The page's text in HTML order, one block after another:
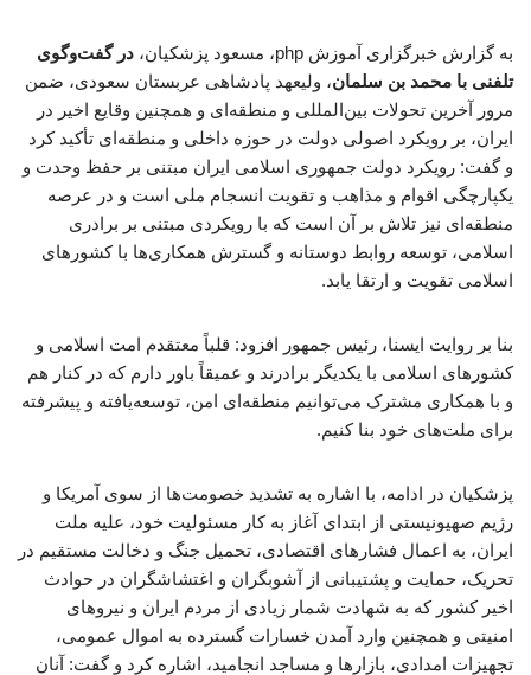
به گزارش خبرگزاری آموزش php، مسعود پزشکیان،
در گفت‌وگوی
تلفنی با محمد بن سلمان، ولیعهد پادشاهی عربستان سعودی، ضمن
مرور آخرین تحولات بین‌المللی و منطقه‌ای و همچنین وقایع اخیر در
ایران، بر رویکرد اصولی دولت در حوزه داخلی و منطقه‌ای تأکید کرد
و گفت‌: رویکرد دولت جمهوری اسلامی ایران مبتنی بر حفظ وحدت و
یکپارچگی اقوام و مذاهب و تقویت انسجام ملی است و در عرصه
منطقه‌ای نیز تلاش بر آن است که با رویکردی مبتنی بر برادری
اسلامی، توسعه روابط دوستانه و گسترش همکاری‌ها با کشورهای
اسلامی تقویت و ارتقا یابد.
بنا بر روایت ایسنا، رئیس جمهور افزود: قلباً معتقدم امت اسلامی و
کشورهای اسلامی با یکدیگر برادرند و عمیقاً باور دارم که در کنار هم
و با همکاری مشترک می‌توانیم منطقه‌ای امن، توسعه‌یافته و پیشرفته
برای ملت‌های خود بنا کنیم.
پزشکیان در ادامه، با اشاره به تشدید خصومت‌ها از سوی آمریکا و
رژیم صهیونیستی از ابتدای آغاز به کار مسئولیت خود، علیه ملت
ایران، به اعمال فشارهای اقتصادی، تحمیل جنگ و دخالت مستقیم در
تحریک، حمایت و پشتیبانی از آشوبگران و اغتشاشگران در حوادث
اخیر کشور که به شهادت شمار زیادی از مردم ایران و نیروهای
امنیتی و همچنین وارد آمدن خسارات گسترده به اموال عمومی،
تجهیزات امدادی، بازارها و مساجد انجامید، اشاره کرد و گفت‌: آنان